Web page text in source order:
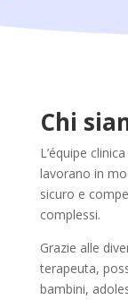
Chi
L’équipe
lavorano in
sicuro e
complessi.
Grazie alle
terapeuta,
bambini,